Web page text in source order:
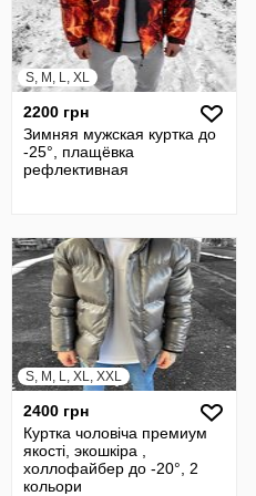
S, M, L, XL
2200 грн
Зимняя мужская куртка до
-25°, плащёвка
рефлективная
S, M, L, XL, XXL
2400 грн
Куртка чоловіча премиум
якості, экошкіра ,
холлофайбер до -20°, 2
кольори